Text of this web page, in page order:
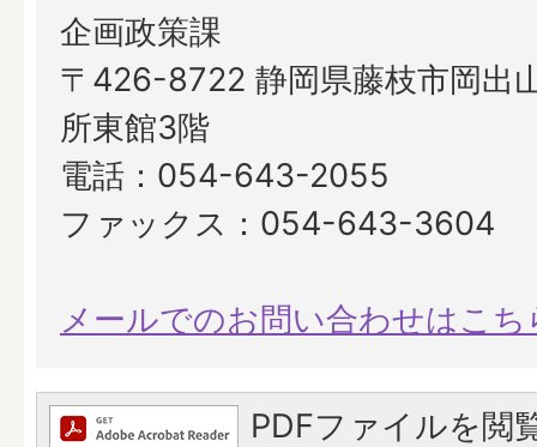
企画政策課
〒426-8722 静岡県藤枝市岡出
所東館3階
電話：054-643-2055
ファックス：054-643-3604
メールでのお問い合わせはこち
PDFファイルを閲